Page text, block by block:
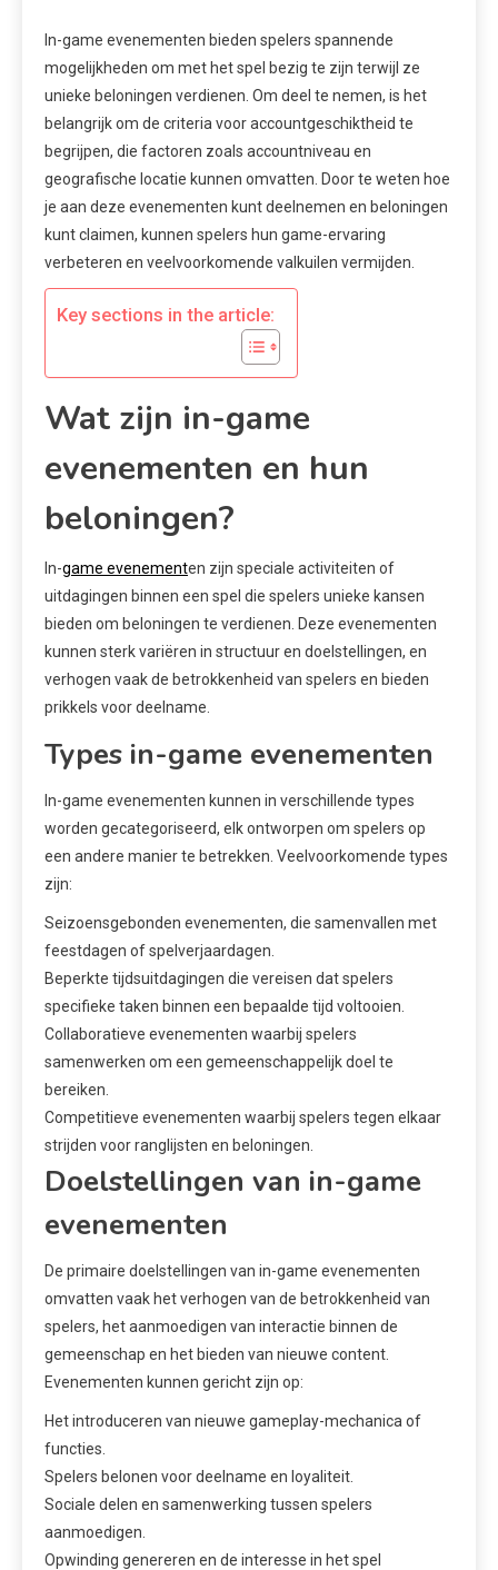
In-game evenementen bieden spelers spannende
mogelijkheden om met het spel bezig te zijn terwijl ze
unieke beloningen verdienen. Om deel te nemen, is het
belangrijk om de criteria voor accountgeschiktheid te
begrijpen, die factoren zoals accountniveau en
geografische locatie kunnen omvatten. Door te weten hoe
je aan deze evenementen kunt deelnemen en beloningen
kunt claimen, kunnen spelers hun game-ervaring
verbeteren en veelvoorkomende valkuilen vermijden.
Key sections in the article:
Wat zijn in-game
evenementen en hun
beloningen?
In-game evenementen zijn speciale activiteiten of
uitdagingen binnen een spel die spelers unieke kansen
bieden om beloningen te verdienen. Deze evenementen
kunnen sterk variëren in structuur en doelstellingen, en
verhogen vaak de betrokkenheid van spelers en bieden
prikkels voor deelname.
Types in-game evenementen
In-game evenementen kunnen in verschillende types
worden gecategoriseerd, elk ontworpen om spelers op
een andere manier te betrekken. Veelvoorkomende types
zijn:
Seizoensgebonden evenementen, die samenvallen met
feestdagen of spelverjaardagen.
Beperkte tijdsuitdagingen die vereisen dat spelers
specifieke taken binnen een bepaalde tijd voltooien.
Collaboratieve evenementen waarbij spelers
samenwerken om een gemeenschappelijk doel te
bereiken.
Competitieve evenementen waarbij spelers tegen elkaar
strijden voor ranglijsten en beloningen.
Doelstellingen van in-game
evenementen
De primaire doelstellingen van in-game evenementen
omvatten vaak het verhogen van de betrokkenheid van
spelers, het aanmoedigen van interactie binnen de
gemeenschap en het bieden van nieuwe content.
Evenementen kunnen gericht zijn op:
Het introduceren van nieuwe gameplay-mechanica of
functies.
Spelers belonen voor deelname en loyaliteit.
Sociale delen en samenwerking tussen spelers
aanmoedigen.
Opwinding genereren en de interesse in het spel